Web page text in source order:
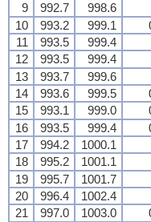
9
992.7 998.6
10
993.2 999.1
11
993.5 999.4
12
993.5 999.4
13
993.7 999.6
14
993.6 999.5
15
993.1 999.0
16
993.5 999.4
17
994.2 1000.1
18
995.2 1001.1
19
995.7 1001.7
20
996.4 1002.4
21
997.0 1003.0